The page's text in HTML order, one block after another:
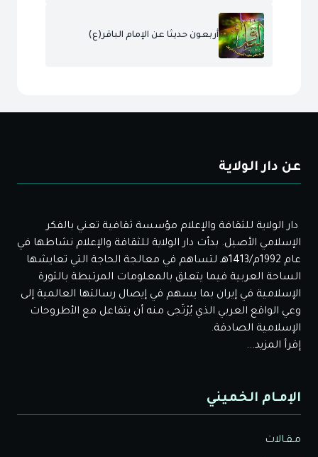
أربعون حديثا عن الإمام الباقر(ع)
عن دار الولاية
دار الولاية للثقافة والإعلام مؤسسة ثقافية تعني بالفكر
الإسلامي الأصيل. بدأت دار الولاية للثقافة والإعلام نشاطها في
عام 1992م/1413هـ لتساهم في معالجة الحاجة التي تعايشها
الساحة العربية فيما يتعلق بالمعلومات المرتبطة بالثورة
الإسلامية في إيران بما يسهم في إيصال رسالتها العالمية إلى
وعي الواقع العربي الذي يُرْتَجى منه أن يتفاعل مع الأطروحات
الإسلامية الصادقة.
إقرأ المزيد...
الإمـام الخميني
مـقـالات